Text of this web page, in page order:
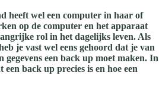
heeft wel een computer in haar of
op de computer en het apparaat
rol in het dagelijks leven. Als
je vast wel eens gehoord dat je van
een back up moet maken. In
back up precies is en hoe een